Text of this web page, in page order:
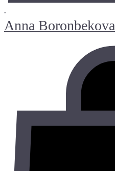
•
Anna Boronbekova